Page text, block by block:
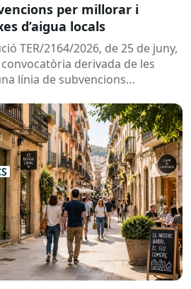
per millorar i
d’aigua locals
TER/2164/2026, de 25 de juny,
derivada de les
línia de subvencions